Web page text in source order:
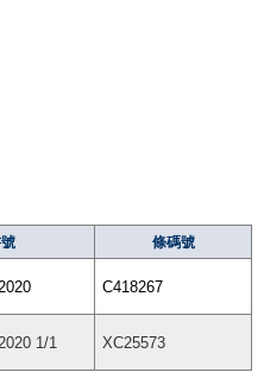
條碼號
C418267
1/1 XC25573